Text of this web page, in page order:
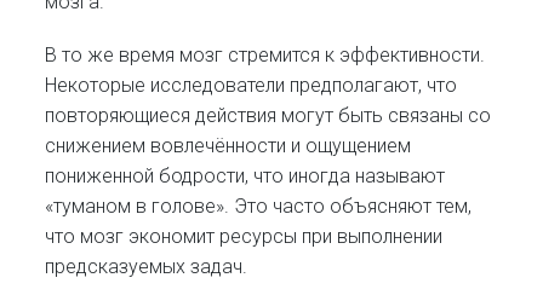
В то же время мозг стремится к эффективности.
Некоторые исследователи предполагают, что
повторяющиеся действия могут быть связаны со
снижением вовлечённости и ощущением
пониженной бодрости, что иногда называют
«туманом в голове». Это часто объясняют тем,
что мозг экономит ресурсы при выполнении
предсказуемых задач.